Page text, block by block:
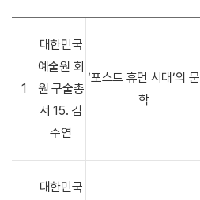
1
대한민국
예술원 회
원 구술총
서 15. 김
주연
‘포스트 휴먼 시대’의 문
학
대한민국